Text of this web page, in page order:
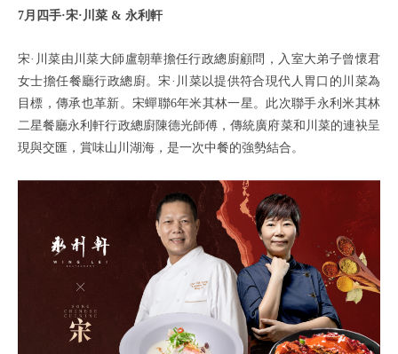
7月四手·宋·川菜 & 永利軒
宋·川菜由川菜大師盧朝華擔任行政總廚顧問，入室大弟子曾懷君
女士擔任餐廳行政總廚。宋·川菜以提供符合現代人胃口的川菜為
目標，傳承也革新。宋蟬聯6年米其林一星。此次聯手永利米其林
二星餐廳永利軒行政總廚陳德光師傅，傳統廣府菜和川菜的連袂呈
現與交匯，賞味山川湖海，是一次中餐的強勢結合。